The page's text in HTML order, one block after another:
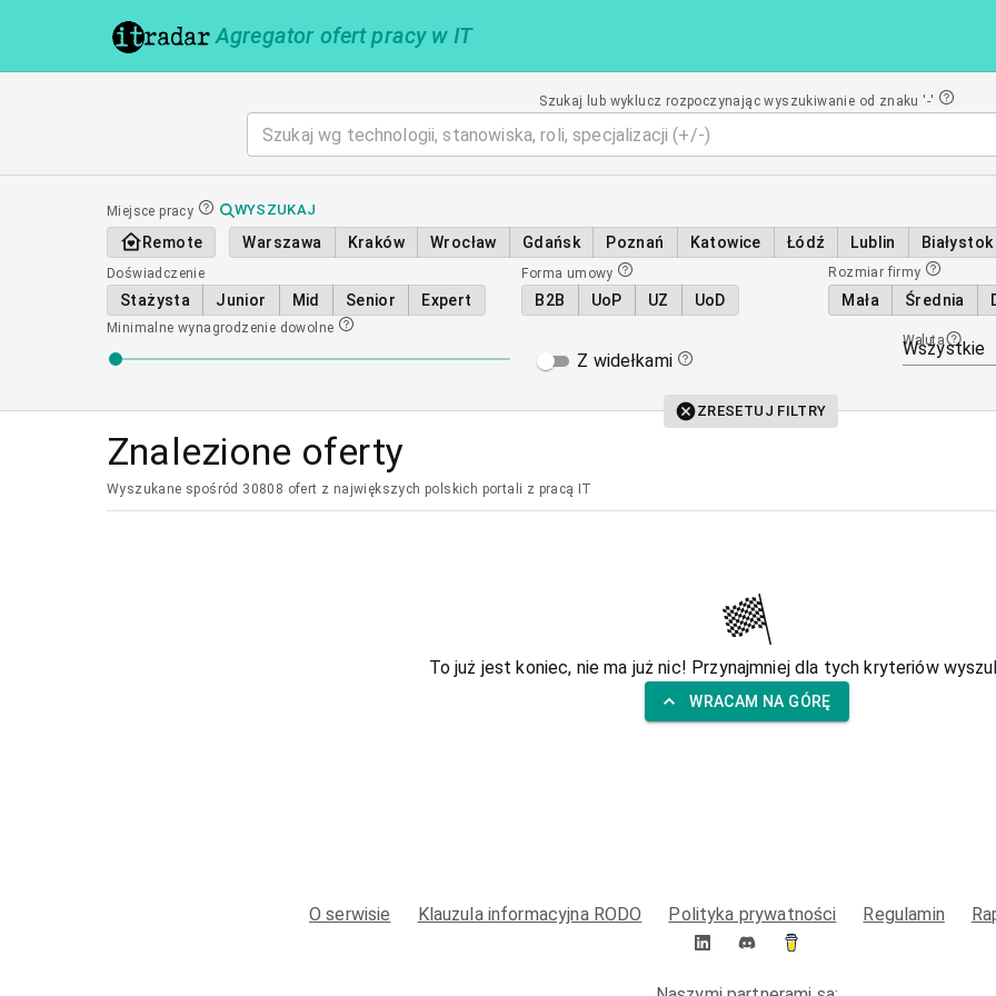
Agregator ofert pracy w IT
Szukaj lub wyklucz rozpoczynając wyszukiwanie od znaku '-'
Miejsce pracy WYSZUKAJ
Remote Warszawa Kraków Wrocław Gdańsk Poznań Katowice Łódź Lublin Białystok
Doświadczenie
Stażysta Junior Mid Senior Expert
Forma umowy
B2B UoP UZ UoD
Rozmiar firmy
Mała Średnia
Minimalne wynagrodzenie dowolne
Z widełkami
Waluta
Wszystkie
ZRESETUJ FILTRY
Znalezione oferty
Wyszukane spośród 30808 ofert z największych polskich portali z pracą IT
To już jest koniec, nie ma już nic! Przynajmniej dla tych kryteriów
WRACAM NA GÓRĘ
O serwisie Klauzula informacyjna RODO Polityka prywatności Regulamin